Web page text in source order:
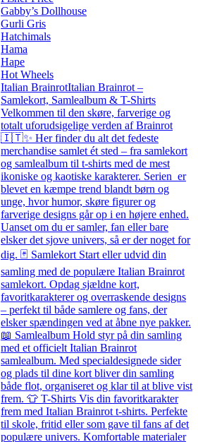
Gabby’s Dollhouse
Gurli Gris
Hatchimals
Hama
Hape
Hot Wheels
Italian BrainrotItalian Brainrot –
Samlekort, Samlealbum & T-Shirts
Velkommen til den skøre, farverige og
totalt uforudsigelige verden af Brainrot
🇮🇹✨ Her finder du alt det fedeste
merchandise samlet ét sted – fra samlekort
og samlealbum til t-shirts med de mest
ikoniske og kaotiske karakterer. Serien er
blevet en kæmpe trend blandt børn og
unge, hvor humor, skøre figurer og
farverige designs går op i en højere enhed.
Uanset om du er samler, fan eller bare
elsker det sjove univers, så er der noget for
dig. 🃏 Samlekort Start eller udvid din
samling med de populære Italian Brainrot
samlekort. Opdag sjældne kort,
favoritkarakterer og overraskende designs
– perfekt til både samlere og fans, der
elsker spændingen ved at åbne nye pakker.
📖 Samlealbum Hold styr på din samling
med et officielt Italian Brainrot
samlealbum. Med specialdesignede sider
og plads til dine kort bliver din samling
både flot, organiseret og klar til at blive vist
frem. 👕 T-Shirts Vis din favoritkarakter
frem med Italian Brainrot t-shirts. Perfekte
til skole, fritid eller som gave til fans af det
populære univers. Komfortable materialer